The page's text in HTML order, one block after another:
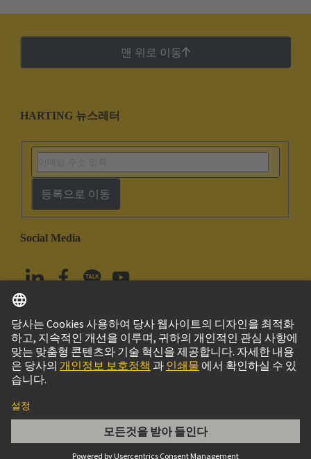
Han ES AV Pos. 16 Insert Term. Block lef
맨 위로 이동
HARTING 뉴스레터
등록으로 이동
Social Media
대한민국 한국어
© 하팅 테크놀로지 그룹
Privacy Policy Cookie PolicyTerms of Use